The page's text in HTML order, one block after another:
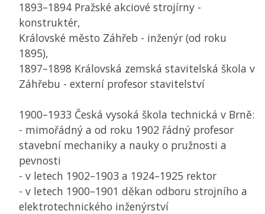
1893–1894 Pražské akciové strojírny -
konstruktér,
Královské město Záhřeb - inženýr (od roku
1895),
1897–1898 Královská zemská stavitelská škola v
Záhřebu - externí profesor stavitelství
1900–1933 Česká vysoká škola technická v Brně:
- mimořádný a od roku 1902 řádný profesor
stavební mechaniky a nauky o pružnosti a
pevnosti
- v letech 1902–1903 a 1924–1925 rektor
- v letech 1900–1901 děkan odboru strojního a
elektrotechnického inženýrství